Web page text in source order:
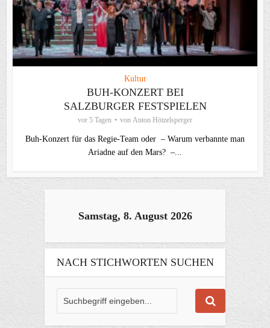
Kultur
BUH-KONZERT BEI
SALZBURGER FESTSPIELEN
vor 5 Tagen von Anton Hötzelsperger
Buh-Konzert für das Regie-Team oder – Warum verbannte man
Ariadne auf den Mars? –...
Samstag, 8. August 2026
NACH STICHWORTEN SUCHEN